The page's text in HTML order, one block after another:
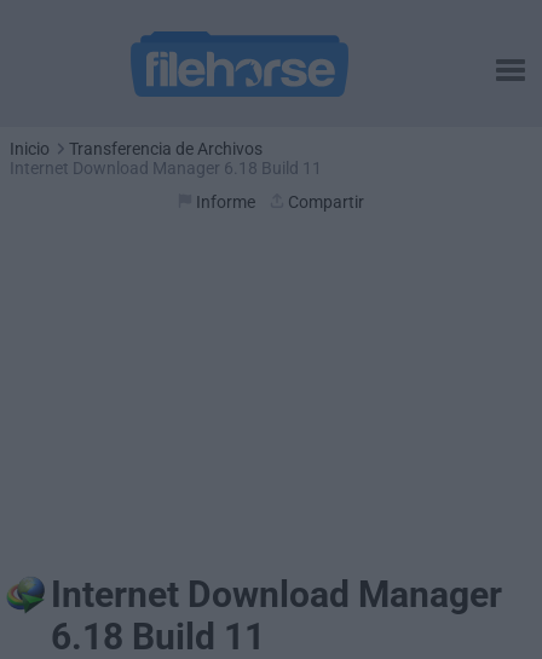
Inicio
Transferencia de Archivos
Internet Download Manager 6.18 Build 11
Informe
Compartir
Internet Download Manager
6.18 Build 11